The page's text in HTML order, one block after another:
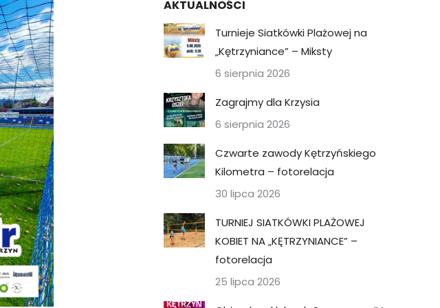
AKTUALNOŚCI
Turnieje Siatkówki Plażowej na
„Kętrzyniance” – Miksty
6 sierpnia 2026
Zagrajmy dla Krzysia
6 sierpnia 2026
Czwarte zawody Kętrzyńskiego
Kilometra – fotorelacja
30 lipca 2026
TURNIEJ SIATKÓWKI PLAŻOWEJ
KOBIET NA „KĘTRZYNIANCE” –
fotorelacja
25 lipca 2026